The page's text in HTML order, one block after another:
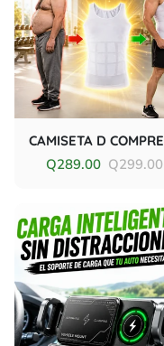
Q289.00 Q299.00